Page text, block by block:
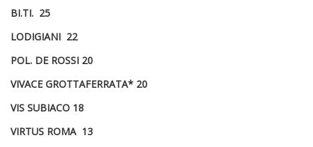
BI.TI. 25
LODIGIANI 22
POL. DE ROSSI 20
VIVACE GROTTAFERRATA* 20
VIS SUBIACO 18
VIRTUS ROMA 13